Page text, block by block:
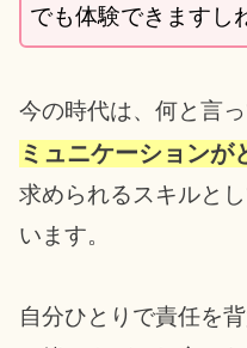
でも体験できますし
今の時代は、何と言
ミュニケーションが
求められるスキルと
います。
自分ひとりで責任を